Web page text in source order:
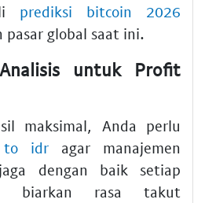
prediksi bitcoin 2026
pasar global saat ini.
untuk Profit
maksimal, Anda perlu
to idr agar manajemen
dengan baik setiap
biarkan rasa takut